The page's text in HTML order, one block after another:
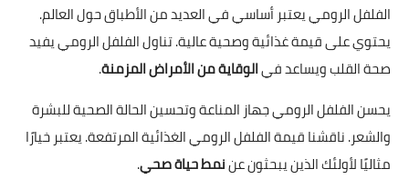
الفلفل الرومي يعتبر أساسي في العديد من الأطباق حول العالم.
يحتوي على قيمة غذائية وصحية عالية. تناول الفلفل الرومي يفيد
صحة القلب ويساعد فيالوقاية من الأمراض المزمنة.
يحسن الفلفل الرومي جهاز المناعة وتحسين الحالة الصحية للبشرة
والشعر. ناقشنا قيمة الفلفل الرومي الغذائية المرتفعة. يعتبر خيارًا
مثاليًا لأولئك الذين يبحثون عننمط حياة صحي.